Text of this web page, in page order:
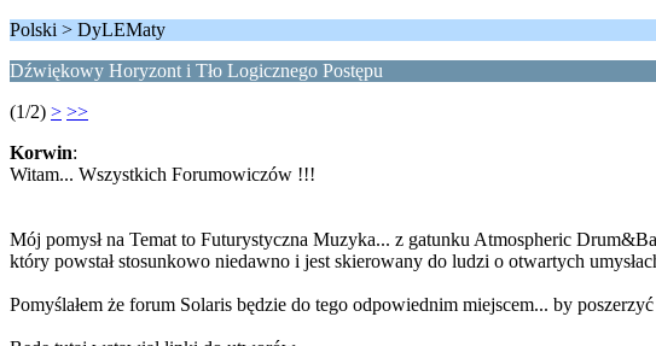
Polski > DyLEMaty
Dźwiękowy Horyzont i Tło Logicznego Postępu
(1/2) > >>
Korwin:
Witam... Wszystkich Forumowiczów !!!
Mój pomysł na Temat to Futurystyczna Muzyka... z gatunku Atmospheric
który powstał stosunkowo niedawno i jest skierowany do ludzi o otwartych
Pomyślałem że forum Solaris będzie do tego odpowiednim miejscem... by